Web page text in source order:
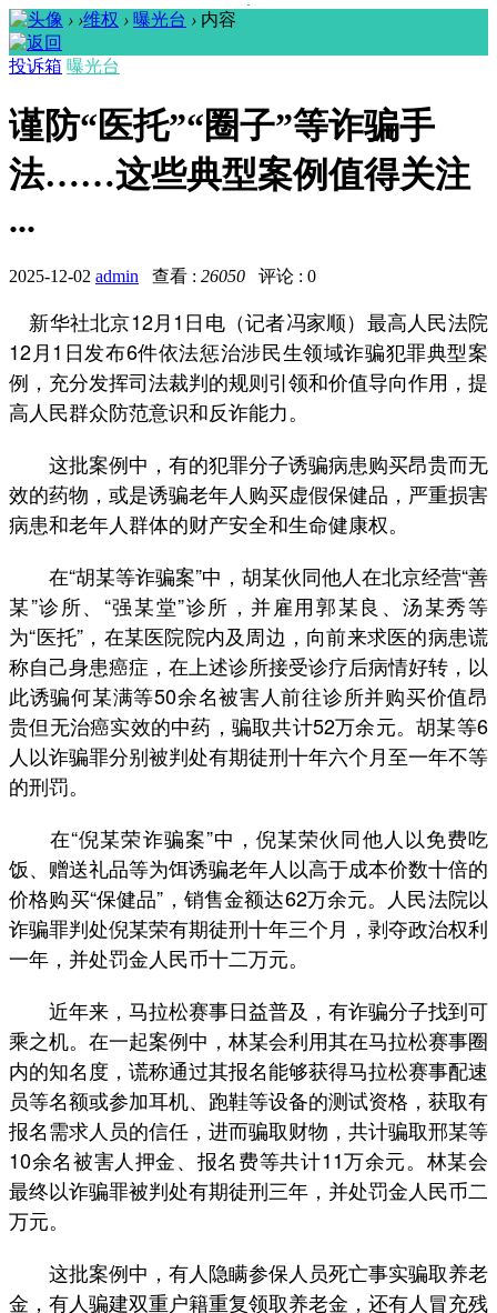
› ›维权 › 曝光台 › 内容
投诉箱 曝光台
谨防“医托”“圈子”等诈骗手
法……这些典型案例值得关注
...
2025-12-02 admin 查看 : 26050 评论 : 0
新华社北京12月1日电（记者冯家顺）最高人民法院
12月1日发布6件依法惩治涉民生领域诈骗犯罪典型案
例，充分发挥司法裁判的规则引领和价值导向作用，提
高人民群众防范意识和反诈能力。
这批案例中，有的犯罪分子诱骗病患购买昂贵而无
效的药物，或是诱骗老年人购买虚假保健品，严重损害
病患和老年人群体的财产安全和生命健康权。
在“胡某等诈骗案”中，胡某伙同他人在北京经营“善
某”诊所、“强某堂”诊所，并雇用郭某良、汤某秀等
为“医托”，在某医院院内及周边，向前来求医的病患谎
称自己身患癌症，在上述诊所接受诊疗后病情好转，以
此诱骗何某满等50余名被害人前往诊所并购买价值昂
贵但无治癌实效的中药，骗取共计52万余元。胡某等6
人以诈骗罪分别被判处有期徒刑十年六个月至一年不等
的刑罚。
在“倪某荣诈骗案”中，倪某荣伙同他人以免费吃
饭、赠送礼品等为饵诱骗老年人以高于成本价数十倍的
价格购买“保健品”，销售金额达62万余元。人民法院以
诈骗罪判处倪某荣有期徒刑十年三个月，剥夺政治权利
一年，并处罚金人民币十二万元。
近年来，马拉松赛事日益普及，有诈骗分子找到可
乘之机。在一起案例中，林某会利用其在马拉松赛事圈
内的知名度，谎称通过其报名能够获得马拉松赛事配速
员等名额或参加耳机、跑鞋等设备的测试资格，获取有
报名需求人员的信任，进而骗取财物，共计骗取邢某等
10余名被害人押金、报名费等共计11万余元。林某会
最终以诈骗罪被判处有期徒刑三年，并处罚金人民币二
万元。
这批案例中，有人隐瞒参保人员死亡事实骗取养老
金，有人骗建双重户籍重复领取养老金，还有人冒充残